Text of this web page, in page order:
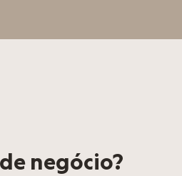
negócio?